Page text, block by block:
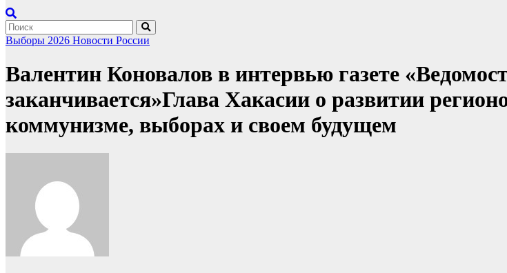
Выборы 2026 Новости России
Валентин Коновалов в интервью газете
заканчивается»Глава Хакасии о развитии
коммунизме, выборах и своем будущем